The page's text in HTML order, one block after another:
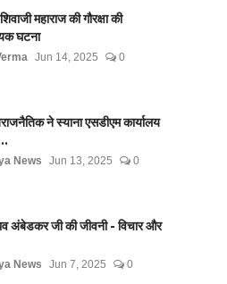
महाराज की गौरक्षा की
घटना
Jun 14, 2025 0
ने स्याना एसडीएम कार्यालय
News Jun 13, 2025 0
अंबेडकर जी की जीवनी - विचार और
News Jun 7, 2025 0